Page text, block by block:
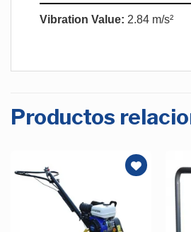
Vibration Value: 2.84 m/s²
Productos
Lista de
deseos